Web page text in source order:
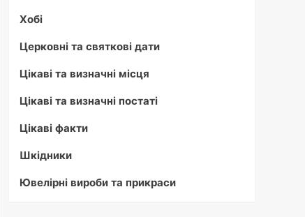
Хобі
Церковні та святкові дати
Цікаві та визначні місця
Цікаві та визначні постаті
Цікаві факти
Шкідники
Ювелірні вироби та прикраси